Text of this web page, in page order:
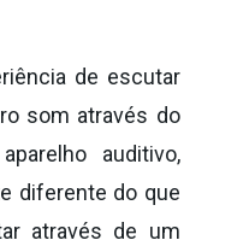
de escutar
som através do
auditivo,
diferente do que
através de um